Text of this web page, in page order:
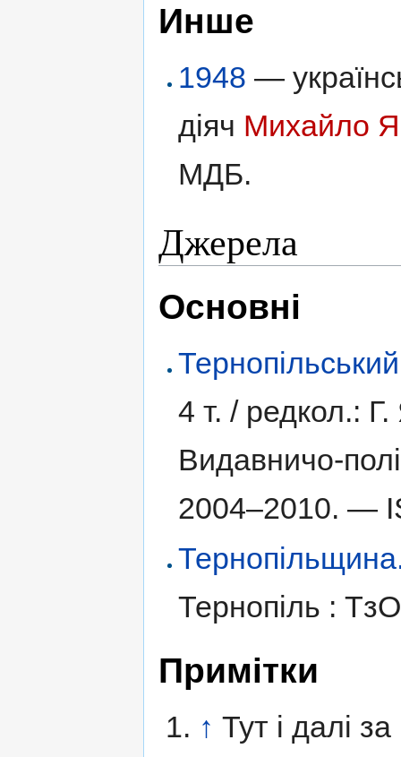
Инше
1948 —
діяч Михайло
МДБ.
Джерела
Основні
4 т. /редкол.: Г.
Видавничо-
2004–2010. —
Тернопільщина.
Тернопіль :
Примітки
↑ Тут і далі